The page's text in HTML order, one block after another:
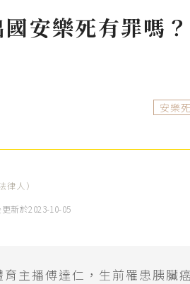
安樂死有罪嗎？
安樂死
律人）
新於2023-10-05
育主播傅達仁，生前罹患胰臟